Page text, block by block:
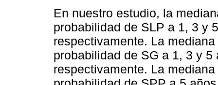
En nuestro estudio, la
probabilidad de SLP a 1, 3 y
respectivamente. La
probabilidad de SG a 1, 3 y
respectivamente. La